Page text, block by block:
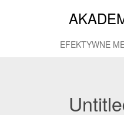
EFEKTYWNE